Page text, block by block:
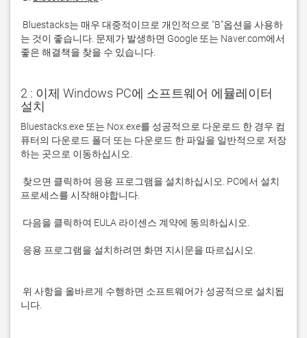
는 것이 좋습니다. 문제가 발생하면 Google 또는 Naver.com에서
좋은 해결책을 찾을 수 있습니다.
2 : 이제 Windows PC에 소프트웨어 에뮬레이터
설치
Bluestacks.exe 또는 Nox.exe를 성공적으로 다운로드 한 경우 컴
퓨터의 다운로드 폴더 또는 다운로드 한 파일을 일반적으로 저장
니다.